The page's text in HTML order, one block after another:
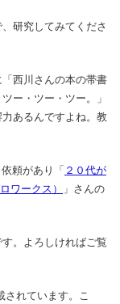
研究してみてくださ
西川さんの本の帯書
ー・ツー・ツー。」
あるんですよね。教
頼があり「 ２０代が
ワークス）
」さんの
す。よろしければご覧
されています。こ